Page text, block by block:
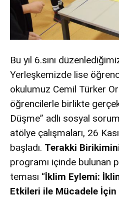
Bu yıl 6.sını
Yerleşkemizde lise
okulumuz Cemil Türker
öğrencilerle birlikte
Düşme” adlı sosyal
atölye çalışmaları, 26
başladı. Terakki
programı içinde bulunan
teması “İklim Eylemi:
Etkileri ile Mücadele